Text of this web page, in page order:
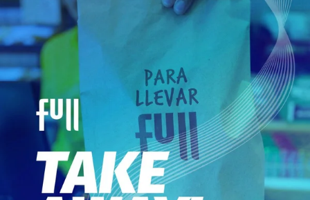
Necrológicas Sentir Carruajes